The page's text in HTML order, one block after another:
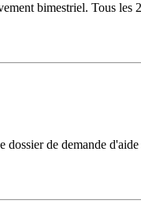
bimestriel. Tous
de demande